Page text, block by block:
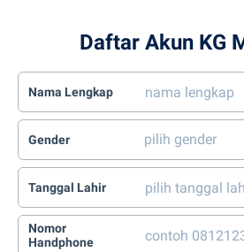
Daftar Akun KG
Nama Lengkap
Gender
Tanggal Lahir
Nomor
Handphone